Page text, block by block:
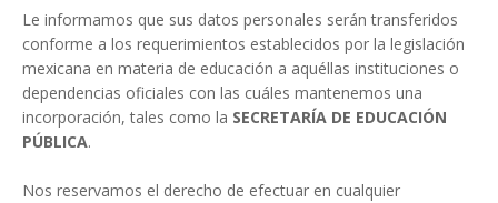
Le informamos que sus datos personales serán transferidos
conforme a los requerimientos establecidos por la legislación
mexicana en materia de educación a aquéllas instituciones o
dependencias oficiales con las cuáles mantenemos una
incorporación, tales como la SECRETARÍA DE EDUCACIÓN
PÚBLICA.
Nos reservamos el derecho de efectuar en cualquier